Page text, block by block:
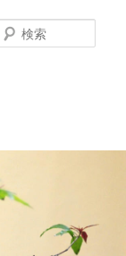
索